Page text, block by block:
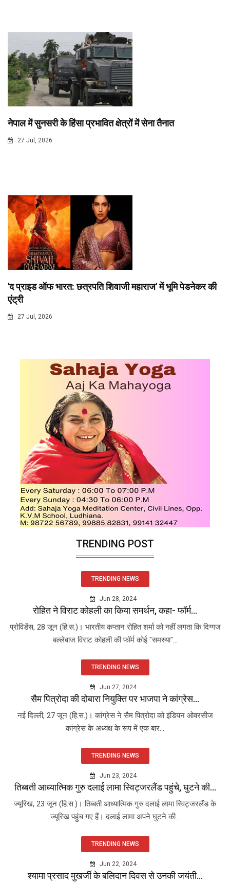
नेपाल में सुनसरी के हिंसा प्रभावित क्षेत्रों में सेना तैनात
27 Jul, 2026
'द प्राइड ऑफ भारत: छत्रपति शिवाजी महाराज' में भूमि पेडनेकर की
एंट्री
27 Jul, 2026
TRENDING POST
TRENDING NEWS
Jun 28, 2024
रोहित ने विराट कोहली का किया समर्थन, कहा- फॉर्म...
प्रोविडेंस, 28 जून (हि.स.)। भारतीय कप्तान रोहित शर्मा को नहीं लगता कि दिग्गज
बल्लेबाज विराट कोहली की फॉर्म कोई "समस्या"...
TRENDING NEWS
Jun 27, 2024
सैम पित्रोदा की दोबारा नियुक्ति पर भाजपा ने कांग्रेस...
नई दिल्ली, 27 जून (हि.स.)। कांग्रेस ने सैम पित्रोदा को इंडियन ओवरसीज
कांग्रेस के अध्यक्ष के रूप में एक बार...
TRENDING NEWS
Jun 23, 2024
तिब्बती आध्यात्मिक गुरु दलाई लामा स्विट्जरलैंड पहुंचे, घुटने की...
ज्यूरिख, 23 जून (हि.स.)। तिब्बती आध्यात्मिक गुरु दलाई लामा स्विट्जरलैंड के
ज्यूरिख पहुंच गए हैं। दलाई लामा अपने घुटने की...
TRENDING NEWS
Jun 22, 2024
श्यामा प्रसाद मुखर्जी के बलिदान दिवस से उनकी जयंती...